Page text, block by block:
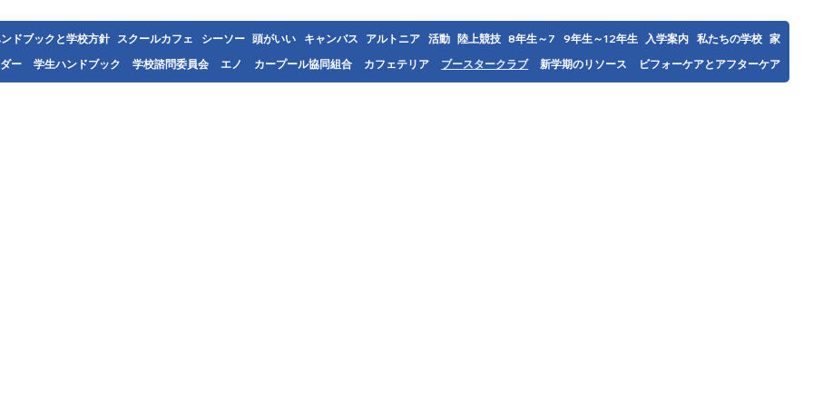
家
私たちの学校
入学案内
9年生～12年生
7～8年生
陸上競技
活動
アルトニア
キャンバス
頭がいい
シーソー
スクールカフェ
ドブックと学校方針
ビフォーケアとアフターケア
新学期のリソース
ブースタークラブ
カフェテリア
カープール協同組合
エノ
学校諮問委員会
学生ハンドブック
ー